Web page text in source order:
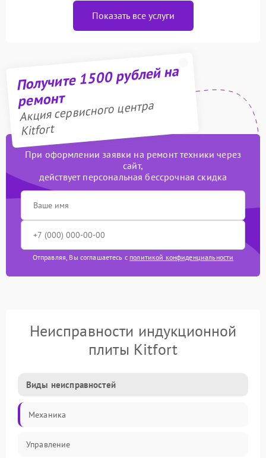
Показать все услуги
Получите 1500 рублей на
ремонт
Акция сервисного центра
Kitfort
При оформлении заявки на ремонт техники через
сайт,
действует персональная бессрочная скидка
Отправляя, Вы соглашаетесь с политикой конфиденциальности
Неисправности индукционной
плиты Kitfort
Виды неисправностей
Механика
Управление